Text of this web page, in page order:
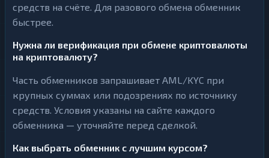
средств на счёте. Для разового обмена обменник
быстрее.
Нужна ли верификация при обмене криптовалюты
на криптовалюту?
Часть обменников запрашивает AML/KYC при
крупных суммах или подозрениях по источнику
средств. Условия указаны на сайте каждого
обменника — уточняйте перед сделкой.
Как выбрать обменник с лучшим курсом?